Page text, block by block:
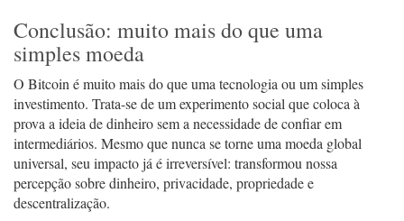
Conclusão: muito mais do que uma
simples moeda
O Bitcoin é muito mais do que uma tecnologia ou um simples
investimento. Trata-se de um experimento social que coloca à
prova a ideia de dinheiro sem a necessidade de confiar em
intermediários. Mesmo que nunca se torne uma moeda global
universal, seu impacto já é irreversível: transformou nossa
percepção sobre dinheiro, privacidade, propriedade e
descentralização.